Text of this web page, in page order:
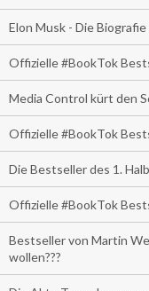
Elon Musk - Die Biografie
Offizielle #BookTok
Media Control kürt den
Offizielle #BookTok
Die Bestseller des 1.
Offizielle #BookTok
Bestseller von Martin
wollen???